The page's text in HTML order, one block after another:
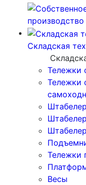
производство
Складская
Тележки
Тележки
Тележки
Весы